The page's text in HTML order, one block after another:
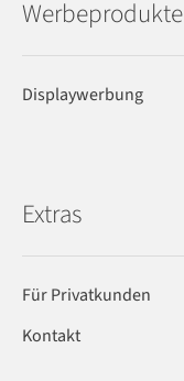
Werbeprodukte
Displaywerbung
Extras
Für Privatkunden
Kontakt